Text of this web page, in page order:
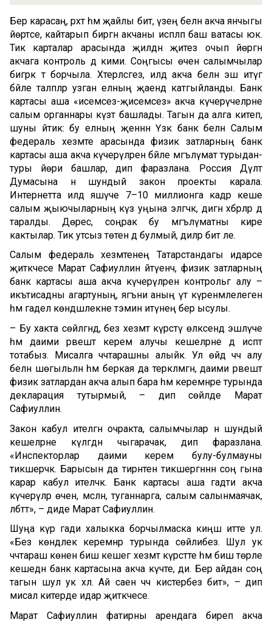
Бер карасаң, рәхәт һәм җайлы бит, үзең белән акча янчыгы
йөртәсе, кайтарып биргән акчаны исәпләп баш ватасы юк.
Тик карталар арасында җилдән җитез очып йөргән
акчага контроль дә кими. Соңгысы өчен салымчылар
бигрәк тә борчыла. Хәтерләсәгез, илдә акча белән эш итүгә
бәйле таләпләр узган елның җаендә катгыйланды. Банк
картасы аша «исемсез-җисемсез» акча күчерүчеләрне
салым органнары күзәтә башлады. Тагын да алга китеп,
шуны әйтик: бу елның җәеннән Үзәк банк белән Салым
федераль хезмәте арасында физик затларның банк
картасы аша акча күчерүләренә бәйле мәгълүмат турыдан-
туры йөри башлар, дип фаразлана. Россия Дәүләт
Думасына әнә шундый закон проекты карала.
Интернетта илдә яшәүче 7–10 миллионга кадәр кеше
салым җыючыларның күз уңына эләгәчәк, дигән хәбәрләр дә
таралды. Дөрес, соңрак бу мәгълүматны кире
кактылар. Тик утсыз төтен дә булмый, диләр бит әле.
Салым федераль хезмәтенең Татарстандагы идарәсе
җитәкчесе Марат Сафиуллин әйтүенчә, физик затларның
банк картасы аша акча күчерүләрен контрольгә алу –
икътисадны агартуның, ягъни аның үтә күренмәлелеген
һәм гадел көндәшлекне тәэмин итүнең бер ысулы.
– Бу хакта сөйләгәндә, без хезмәт күрсәтү өлкәсендә эшләүче
һәм даими рәвештә керем алучы кешеләрне дә исәптә
тотабыз. Мисалга чәчтарашны алыйк. Ул өйдә чәч алу
белән шөгыльләнә һәм беркая да теркәлмәгән, даими рәвештә
физик затлардан акча алып бара һәм керемнәре турында
декларация тутырмый, – дип сөйләде Марат
Сафиуллин.
Закон кабул ителгән очракта, салымчылар әнә шундый
кешеләрне күләгәдән чыгарачак, дип фаразлана.
«Инспекторлар даими керем булу-булмауны
тикшерәчәк. Барысын да тирәнтен тикшергәннән соң гына
карар кабул ителәчәк. Банк картасы аша гадәти акча
күчерүләр өчен, мәсәлән, туганнарга, салым салынмаячак,
әлбәттә», – диде Марат Сафиуллин.
Шуңа күрә гади халыкка борчылмаска киңәш итте ул.
«Без көндәлек керемнәр турында сөйлибез. Шул ук
чәчтараш көненә биш кешегә хезмәт күрсәтте һәм биш төрле
кешедән банк картасына акча күчте, ди. Бер айдан соң
тагын шул ук хәл. Ай саен чәч кистерәбез бит», – дип
мисал китерде идарә җитәкчесе.
Марат Сафиуллин фатирны арендага биреп акча